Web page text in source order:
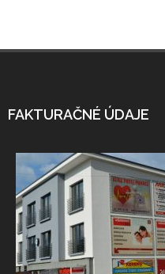
FAKTURAČNÉ ÚDAJE